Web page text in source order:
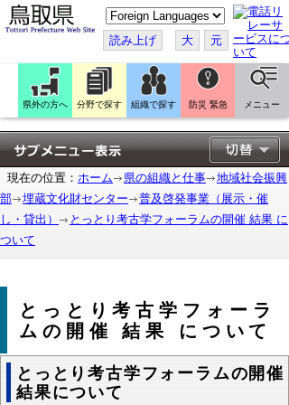
こ
の
ペ
ー
ジ
翻
訳
す
る
読み上げ 大 元
県外の方へ 分野で探す 組織で探す 防災 緊急 メニュー
現在の位置： ホーム 県の組織と仕事
地域社会振興
部
埋蔵文化財センター
普及啓発事業（展示・催
し・貸出）
とっとり考古学フォーラムの開催 結果 に
ついて
とっとり考古学フォーラ
ムの開催 結果 について
とっとり考古学フォーラムの開催
結果について